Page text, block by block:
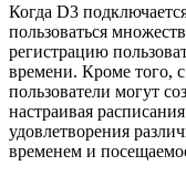
Когда D3
пользоваться
регистрацию
времени. Кроме того,
пользователи могут
настраивая
удовлетворения
временем и